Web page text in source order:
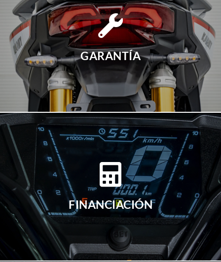
GARANTÍA
FINANCIACIÓN